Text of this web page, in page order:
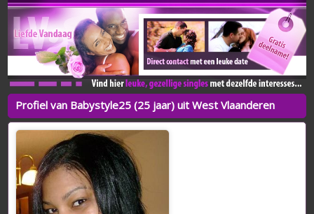
Profiel van Babystyle25 (25 jaar) uit West Vlaanderen